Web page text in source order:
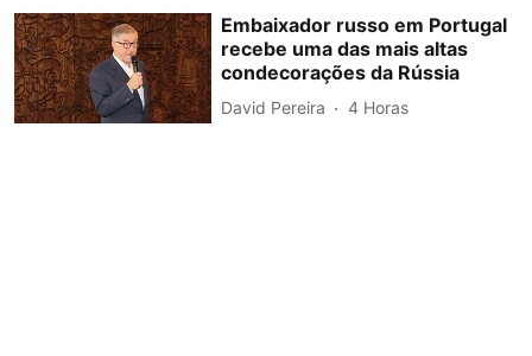
Embaixador russo em Portugal
recebe uma das mais altas
condecorações da Rússia
David Pereira 4 Horas